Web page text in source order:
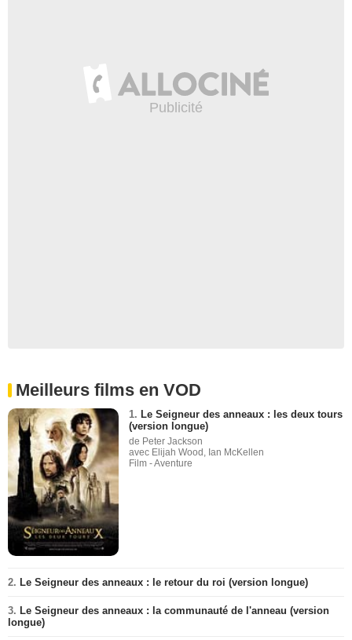
Meilleurs films en VOD
1. Le Seigneur des anneaux : les deux tours
(version longue)
de Peter Jackson
avec Elijah Wood, Ian McKellen
Film - Aventure
2. Le Seigneur des anneaux : le retour du roi (version longue)
3. Le Seigneur des anneaux : la communauté de l'anneau (version
longue)